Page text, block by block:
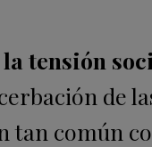
tensión
de
tan común